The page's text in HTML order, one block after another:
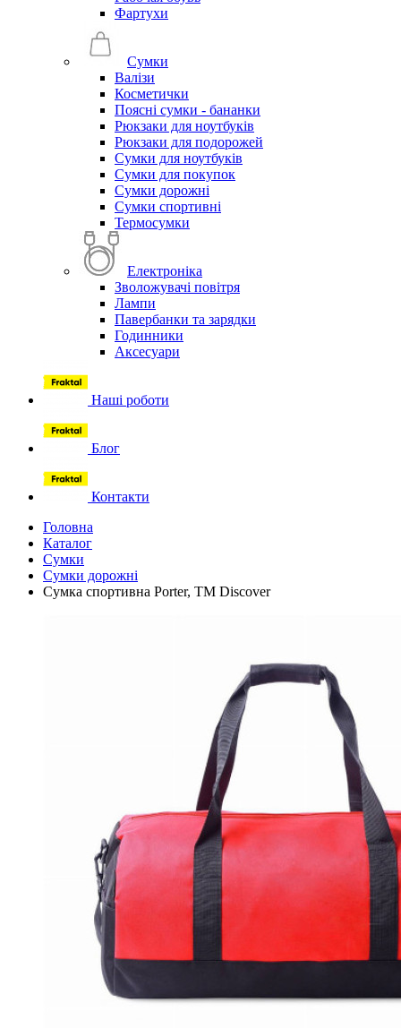
Фартухи
Сумки
Валізи
Косметички
Поясні сумки - бананки
Рюкзаки для ноутбуків
Рюкзаки для подорожей
Сумки для ноутбуків
Сумки для покупок
Сумки дорожні
Сумки спортивні
Термосумки
Електроніка
Зволожувачі повітря
Лампи
Павербанки та зарядки
Годинники
Аксесуари
Наші роботи
Блог
Контакти
Головна
Каталог
Сумки
Сумки дорожні
Сумка спортивна Porter, ТМ Discover